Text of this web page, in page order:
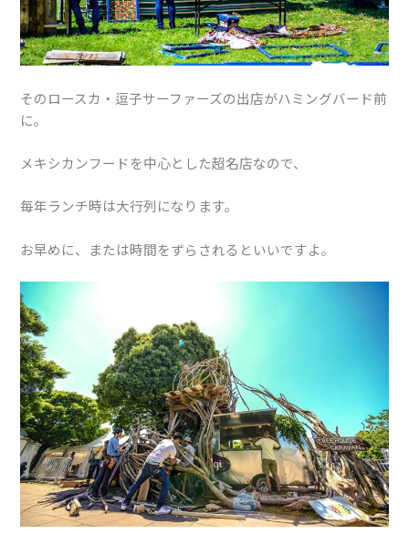
そのロースカ・逗子サーファーズの出店がハミングバード前
に。
メキシカンフードを中心とした超名店なので、
毎年ランチ時は大行列になります。
お早めに、または時間をずらされるといいですよ。